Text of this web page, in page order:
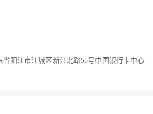
省阳江市江城区新江北路55号中国银行卡中心